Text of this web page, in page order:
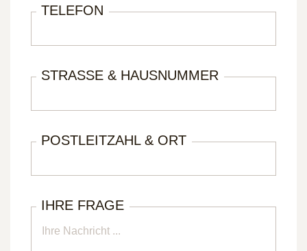
TELEFON
STRASSE & HAUSNUMMER
POSTLEITZAHL & ORT
IHRE FRAGE